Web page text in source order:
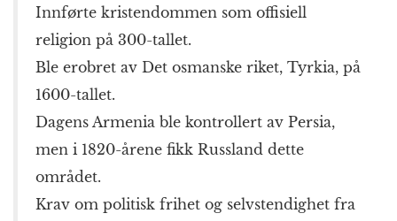
Innførte kristendommen som offisiell
religion på 300-tallet.
Ble erobret av Det osmanske riket, Tyrkia, på
1600-tallet.
Dagens Armenia ble kontrollert av Persia,
men i 1820-årene fikk Russland dette
området.
Krav om politisk frihet og selvstendighet fra